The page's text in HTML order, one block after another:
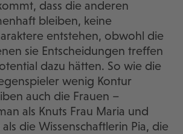
dass die anderen
bleiben, keine
entstehen, obwohl die
sie Entscheidungen treffen
dazu hätten. So wie die
wenig Kontur
auch die Frauen –
als Knuts Frau Maria und
die Wissenschaftlerin Pia, die